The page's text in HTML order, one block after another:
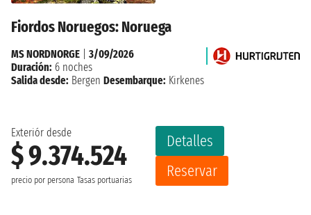
Fiordos Noruegos: Noruega
Exteriór desde
$ 9.374.524
precio por persona Tasas portuarias
Detalles
Reservar
MS NORDNORGE
3/09/2026
Duración: 6 noches
Salida desde: Bergen Desembarque: Kirkenes